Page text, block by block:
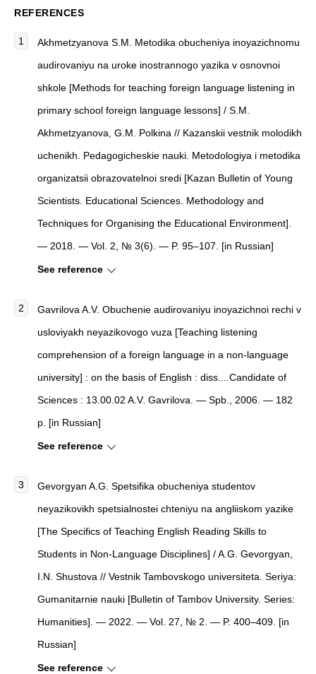
REFERENCES
Akhmetzyanova S.M. Metodika obucheniya inoyazichnomu
audirovaniyu na uroke inostrannogo yazika v osnovnoi
shkole [Methods for teaching foreign language listening in
primary school foreign language lessons] / S.M.
Akhmetzyanova, G.M. Polkina // Kazanskii vestnik molodikh
uchenikh. Pedagogicheskie nauki. Metodologiya i metodika
organizatsii obrazovatelnoi sredi [Kazan Bulletin of Young
Scientists. Educational Sciences. Methodology and
Techniques for Organising the Educational Environment].
— 2018. — Vol. 2, № 3(6). — P. 95–107. [in Russian]
See reference
Gavrilova A.V. Obuchenie audirovaniyu inoyazichnoi rechi v
usloviyakh neyazikovogo vuza [Teaching listening
comprehension of a foreign language in a non-language
university] : on the basis of English : diss....Candidate of
Sciences : 13.00.02 A.V. Gavrilova. — Spb., 2006. — 182
p. [in Russian]
See reference
Gevorgyan A.G. Spetsifika obucheniya studentov
neyazikovikh spetsialnostei chteniyu na angliiskom yazike
[The Specifics of Teaching English Reading Skills to
Students in Non-Language Disciplines] / A.G. Gevorgyan,
I.N. Shustova // Vestnik Tambovskogo universiteta. Seriya:
Gumanitarnie nauki [Bulletin of Tambov University. Series:
Humanities]. — 2022. — Vol. 27, № 2. — P. 400–409. [in
Russian]
See reference